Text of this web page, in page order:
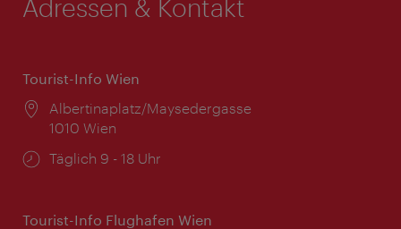
Adressen & Kontakt
Tourist-Info Wien
Ort:
Albertinaplatz/Maysedergasse
1010 Wien
Öffnungszeiten:
Täglich 9 - 18 Uhr
Tourist-Info Flughafen Wien